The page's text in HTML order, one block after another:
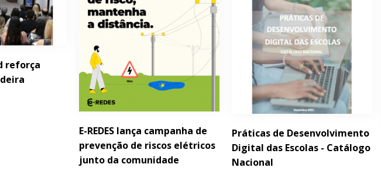
reforça
E-REDES lança campanha de
prevenção de riscos elétricos
junto da comunidade
Práticas de Desenvolvimento
Digital das Escolas - Catálogo
Nacional